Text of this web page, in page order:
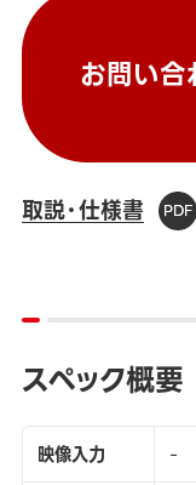
お問い合
取説・仕様書
スペック概要
映像入力
-